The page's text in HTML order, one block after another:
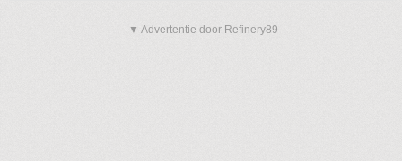
▼ Advertentie door Refinery89